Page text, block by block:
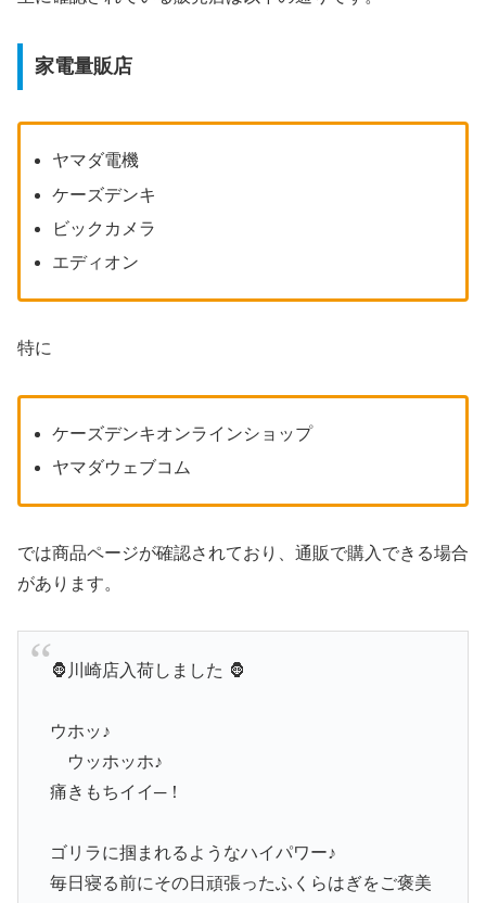
家電量販店
ヤマダ電機
ケーズデンキ
ビックカメラ
エディオン
特に
ケーズデンキオンラインショップ
ヤマダウェブコム
では商品ページが確認されており、通販で購入できる場合
があります。
🦍川崎店入荷しました 🦍
ウホッ♪
ウッホッホ♪
痛きもちイイ─！
ゴリラに掴まれるようなハイパワー♪
毎日寝る前にその日頑張ったふくらはぎをご褒美